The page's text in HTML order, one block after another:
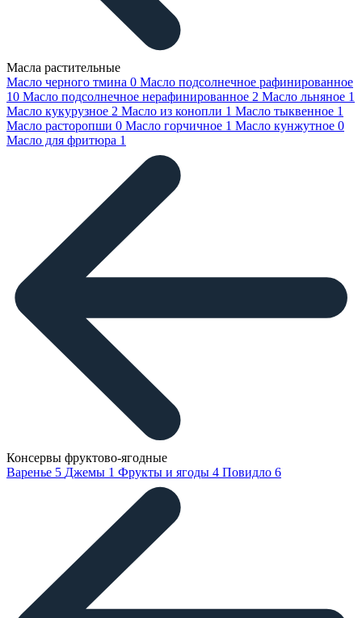
Масла растительные
Масло черного тмина 0 Масло подсолнечное рафинированное
10 Масло подсолнечное нерафинированное 2 Масло льняное 1
Масло кукурузное 2 Масло из конопли 1 Масло тыквенное 1
Масло расторопши 0 Масло горчичное 1 Масло кунжутное 0
Масло для фритюра 1
Консервы фруктово-ягодные
Варенье 5 Джемы 1 Фрукты и ягоды 4 Повидло 6